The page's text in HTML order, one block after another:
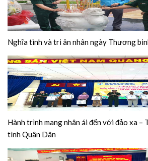
Nghĩa tình và tri ân nhân ngày Thương
Hành trình mang nhân ái đến với đảo xa –
tình Quân Dân